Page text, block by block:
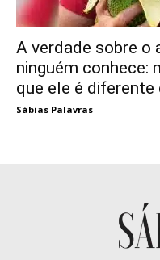
A verdade sobre o
ninguém conhece:
que ele é
Sábias Palavras